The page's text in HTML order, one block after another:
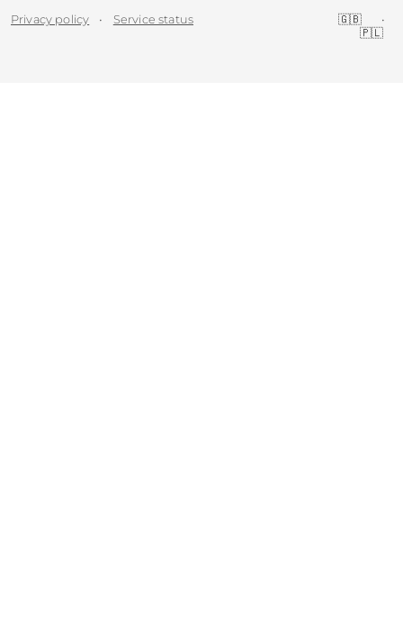
Privacy policy • Service status 🇬🇧
•
🇵🇱